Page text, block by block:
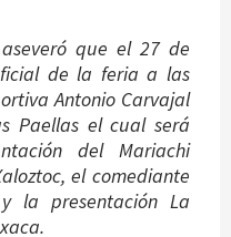
que el 27 de
de la feria a las
Antonio Carvajal
Paellas el cual será
del Mariachi
el comediante
la presentación La